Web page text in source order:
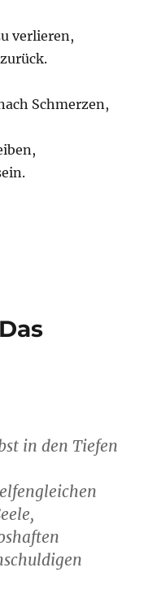
verlieren,
Schmerzen,
in den Tiefen